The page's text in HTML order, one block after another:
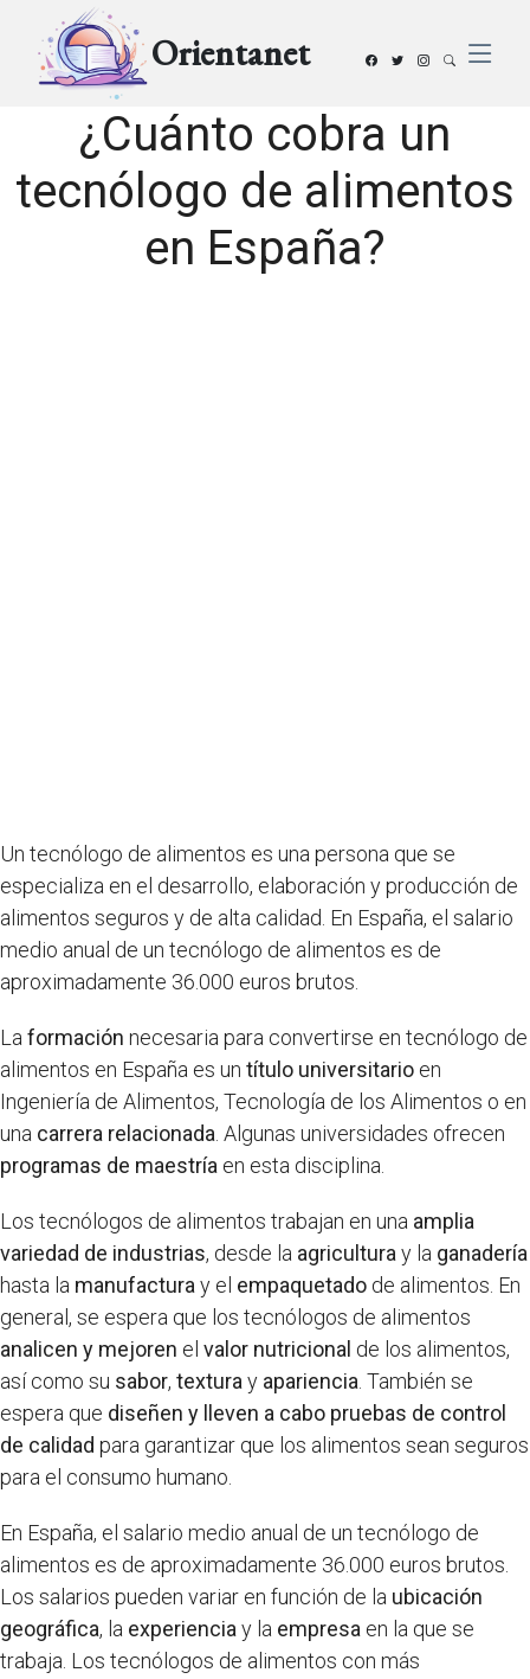
Orientanet
¿Cuánto cobra un
tecnólogo de alimentos
en España?
Un tecnólogo de alimentos es una persona que se
especializa en el desarrollo, elaboración y producción de
alimentos seguros y de alta calidad. En España, el salario
medio anual de un tecnólogo de alimentos es de
aproximadamente 36.000 euros brutos.
La formación necesaria para convertirse en tecnólogo de
alimentos en España es un título universitario en
Ingeniería de Alimentos, Tecnología de los Alimentos o en
una carrera relacionada . Algunas universidades ofrecen
programas de maestría en esta disciplina.
Los tecnólogos de alimentos trabajan en una amplia
variedad de industrias, desde la agricultura y la ganadería
hasta la manufactura y el empaquetado de alimentos. En
general, se espera que los tecnólogos de alimentos
analicen y mejoren el valor nutricional de los alimentos,
así como su sabor, textura y apariencia . También se
espera que diseñen y lleven a cabo pruebas de control
de calidad para garantizar que los alimentos sean seguros
para el consumo humano.
En España, el salario medio anual de un tecnólogo de
alimentos es de aproximadamente 36.000 euros brutos.
Los salarios pueden variar en función de la ubicación
geográfica, la experiencia y la empresa en la que se
trabaja. Los tecnólogos de alimentos con más